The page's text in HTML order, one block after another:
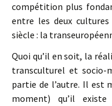
compétition plus
entre les deux
siècle : la
Quoi qu’il en soit, la
transculturel et socio-
partie de l’autre. Il est
moment) qu’il